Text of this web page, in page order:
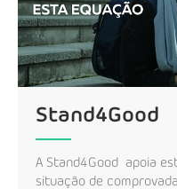
Stand4Good
A Stand4Good apoia
situação de